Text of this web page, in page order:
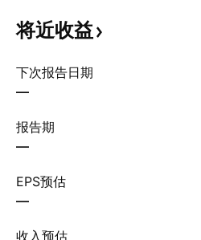
将近收益
下次报告日期
—
报告期
—
EPS预估
—
收入预估